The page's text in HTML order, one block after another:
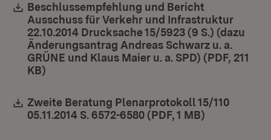
Download:
Beschlussempfehlung und Bericht
Ausschuss für Verkehr und Infrastruktur
22.10.2014 Drucksache 15/5923 (9 S.) (dazu
Änderungsantrag Andreas Schwarz u. a.
GRÜNE und Klaus Maier u. a. SPD) (PDF, 211
KB)
Download:
Zweite Beratung Plenarprotokoll 15/110
05.11.2014 S. 6572-6580 (PDF, 1 MB)